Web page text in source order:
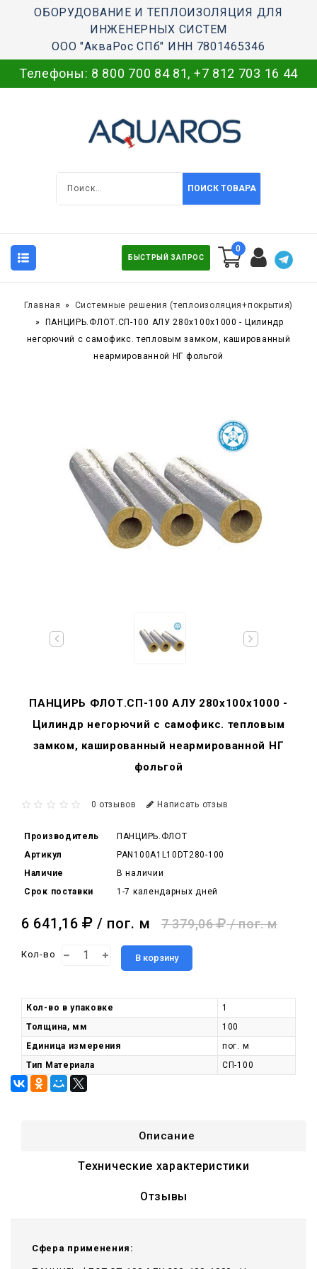
ОБОРУДОВАНИЕ И ТЕПЛОИЗОЛЯЦИЯ ДЛЯ
ИНЖЕНЕРНЫХ СИСТЕМ
ООО "АкваРос СПб" ИНН 7801465346
Телефоны: 8 800 700 84 81, +7 812 703 16 44
ПОИСК ТОВАРА
БЫСТРЫЙ ЗАПРОС
0
Главная
Системные решения (теплоизоляция+покрытия)
ПАНЦИРЬ.ФЛОТ.СП-100 АЛУ 280x100x1000 - Цилиндр
негорючий c самофикс. тепловым замком, кашированный
неармированной НГ фольгой
ПАНЦИРЬ ФЛОТ.СП-100 АЛУ 280x100x1000 -
Цилиндр негорючий c самофикс. тепловым
замком, кашированный неармированной НГ
фольгой
0 отзывов Написать отзыв
Производитель
ПАНЦИРЬ.ФЛОТ
Артикул
PAN100A1L10DT280-100
Наличие
В наличии
Срок поставки
1-7 календарных дней
6 641,16 / пог. м 7 379,06 / пог. м
Кол-во В корзину
Кол-во в упаковке
1
Толщина, мм
100
Единица измерения
пог. м
Тип Материала
СП-100
Описание
Технические характеристики
Отзывы
Сфера применения: